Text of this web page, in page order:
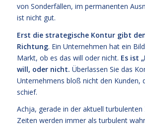
von Sonderfällen, im permanenten
ist nicht gut.
Erst die strategische Kontur gibt
Richtung. Ein Unternehmen hat ein
Markt, ob es das will oder nicht. Es ist
will, oder nicht. Überlassen Sie das
Unternehmens bloß nicht den Kunden,
schief.
Achja, gerade in der aktuell turbulenten
Zeiten werden immer als turbulent